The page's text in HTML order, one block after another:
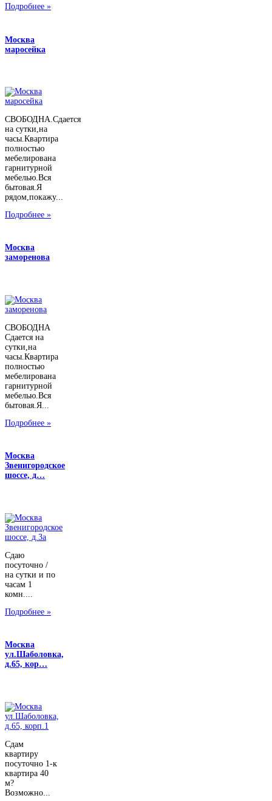
Подробнее »
Москва
маросейка
СВОБОДНА.Сдается
на сутки,на
часы.Квартира
полностью
мебелирована
гарнитурной
мебелью.Вся
бытовая.Я
рядом,покажу...
Подробнее »
Москва
заморенова
СВОБОДНА
Сдается на
сутки,на
часы.Квартира
полностью
мебелирована
гарнитурной
мебелью.Вся
бытовая.Я...
Подробнее »
Москва
Звенигородское
шоссе, д…
Сдаю
посуточно /
на сутки и по
часам 1
комн....
Подробнее »
Москва
ул.Шаболовка,
д.65, кор…
Сдам
квартиру
посуточно 1-к
квартира 40
м?
Возможно...